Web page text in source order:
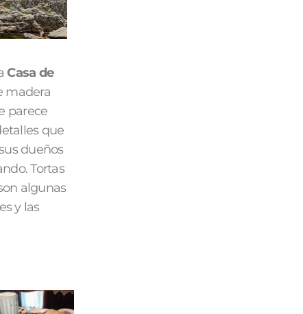
Casa de
madera
parece
que
dueños
Tortas
algunas
y las